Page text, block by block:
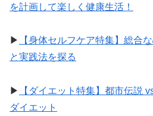
を計画して楽しく健康生活！
▶︎
【身体セルフケア特集】総合
と実践法を探る
▶︎
【ダイエット特集】都市伝説
ダイエット